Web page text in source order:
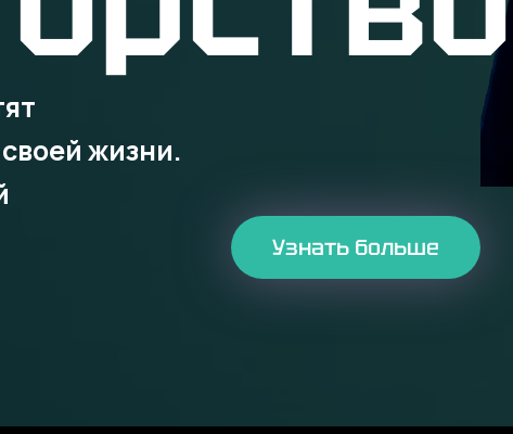
Узнать больше
жизни.